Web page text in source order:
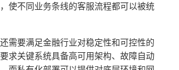
使不同业务条线的客服流程都可以被统
需要满足金融行业对稳定性和可控性的
求关键系统具备高可用架构、故障自动